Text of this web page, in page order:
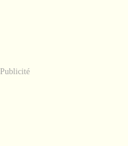
Publicité